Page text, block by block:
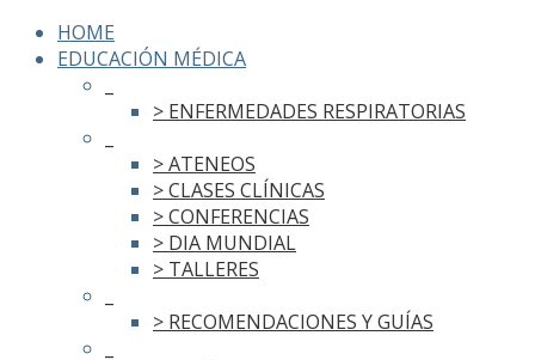
HOME
EDUCACIÓN MÉDICA
> ENFERMEDADES RESPIRATORIAS
> ATENEOS
> CLASES CLÍNICAS
> CONFERENCIAS
> DIA MUNDIAL
> TALLERES
> RECOMENDACIONES Y GUÍAS